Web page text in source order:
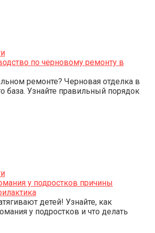
по черновому ремонту в
ремонте? Черновая отделка в
база. Узнайте правильный порядок
у подростков причины
детей! Узнайте, как
у подростков и что делать